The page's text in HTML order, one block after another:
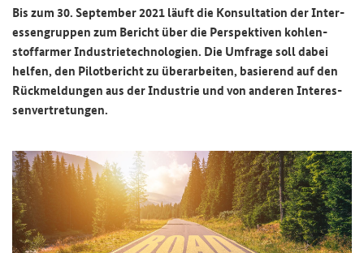
Bis zum 30. Sep­tem­ber 2021 läuft die Kon­sul­ta­ti­on der In­ter­
es­sen­grup­pen zum Be­richt über die Per­spek­ti­ven koh­len­
stoff­ar­mer In­dus­trie­tech­no­lo­gien. Die Um­fra­ge soll dabei
hel­fen, den Pi­lot­be­richt zu über­ar­bei­ten, ba­sie­rend auf den
Rück­mel­dun­gen aus der In­dus­trie und von an­de­ren In­ter­es­
sen­ver­tre­tun­gen.